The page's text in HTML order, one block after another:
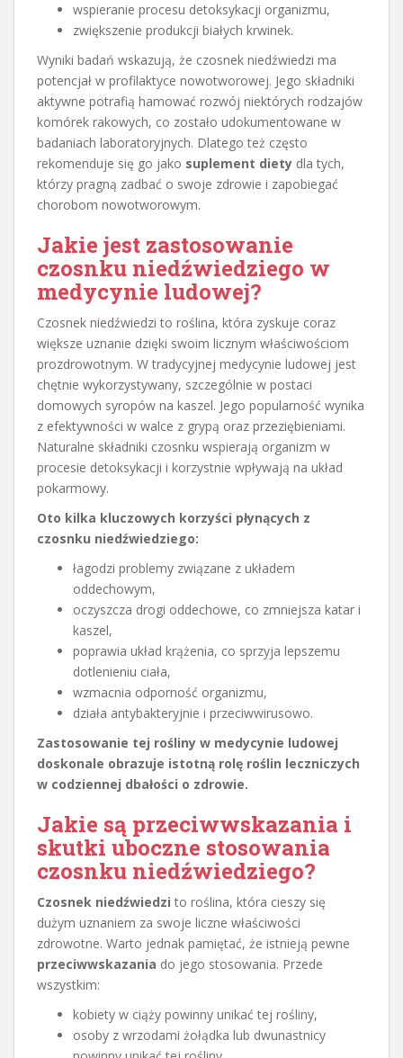
wspieranie procesu detoksykacji organizmu,
zwiększenie produkcji białych krwinek.
Wyniki badań wskazują, że czosnek niedźwiedzi ma
potencjał w profilaktyce nowotworowej. Jego składniki
aktywne potrafią hamować rozwój niektórych rodzajów
komórek rakowych, co zostało udokumentowane w
badaniach laboratoryjnych. Dlatego też często
rekomenduje się go jako suplement diety dla tych,
którzy pragną zadbać o swoje zdrowie i zapobiegać
chorobom nowotworowym.
Jakie jest zastosowanie
czosnku niedźwiedziego w
medycynie ludowej?
Czosnek niedźwiedzi to roślina, która zyskuje coraz
większe uznanie dzięki swoim licznym właściwościom
prozdrowotnym. W tradycyjnej medycynie ludowej jest
chętnie wykorzystywany, szczególnie w postaci
domowych syropów na kaszel. Jego popularność wynika
z efektywności w walce z grypą oraz przeziębieniami.
Naturalne składniki czosnku wspierają organizm w
procesie detoksykacji i korzystnie wpływają na układ
pokarmowy.
Oto kilka kluczowych korzyści płynących z
czosnku niedźwiedziego:
łagodzi problemy związane z układem
oddechowym,
oczyszcza drogi oddechowe, co zmniejsza katar i
kaszel,
poprawia układ krążenia, co sprzyja lepszemu
dotlenieniu ciała,
wzmacnia odporność organizmu,
działa antybakteryjnie i przeciwwirusowo.
Zastosowanie tej rośliny w medycynie ludowej
doskonale obrazuje istotną rolę roślin leczniczych
w codziennej dbałości o zdrowie.
Jakie są przeciwwskazania i
skutki uboczne stosowania
czosnku niedźwiedziego?
Czosnek niedźwiedzi to roślina, która cieszy się
dużym uznaniem za swoje liczne właściwości
zdrowotne. Warto jednak pamiętać, że istnieją pewne
przeciwwskazania do jego stosowania. Przede
wszystkim:
kobiety w ciąży powinny unikać tej rośliny,
osoby z wrzodami żołądka lub dwunastnicy